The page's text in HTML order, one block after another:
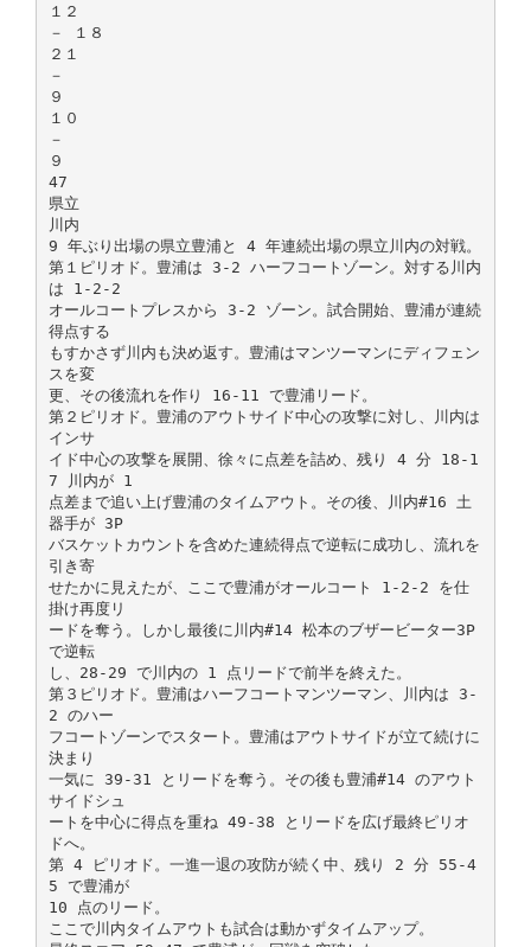
１２
－ １８
２１
－
９
１０
－
９
47
県⽴
川内
9 年ぶり出場の県⽴豊浦と 4 年連続出場の県⽴川内の対戦。
第１ピリオド。豊浦は 3-2 ハーフコートゾーン。対する川内
は 1-2-2
オールコートプレスから 3-2 ゾーン。試合開始、豊浦が連続
得点する
もすかさず川内も決め返す。豊浦はマンツーマンにディフェン
スを変
更、その後流れを作り 16-11 で豊浦リード。
第２ピリオド。豊浦のアウトサイド中心の攻撃に対し、川内は
インサ
イド中心の攻撃を展開、徐々に点差を詰め、残り 4 分 18-1
7 川内が 1
点差まで追い上げ豊浦のタイムアウト。その後、川内#16 土
器手が 3P
バスケットカウントを含めた連続得点で逆転に成功し、流れを
引き寄
せたかに⾒えたが、ここで豊浦がオールコート 1-2-2 を仕
掛け再度リ
ードを奪う。しかし最後に川内#14 松本のブザービーター3P
で逆転
し、28-29 で川内の 1 点リードで前半を終えた。
第３ピリオド。豊浦はハーフコートマンツーマン、川内は 3-
2 のハー
フコートゾーンでスタート。豊浦はアウトサイドが⽴て続けに
決まり
一気に 39-31 とリードを奪う。その後も豊浦#14 のアウト
サイドシュ
ートを中心に得点を重ね 49-38 とリードを広げ最終ピリオ
ドへ。
第 4 ピリオド。一進一退の攻防が続く中、残り 2 分 55-4
5 で豊浦が
10 点のリード。
ここで川内タイムアウトも試合は動かずタイムアップ。